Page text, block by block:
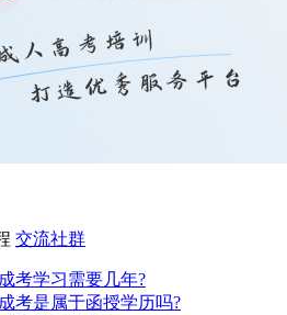
交流社群
考学习需要几年?
考是属于函授学历吗?